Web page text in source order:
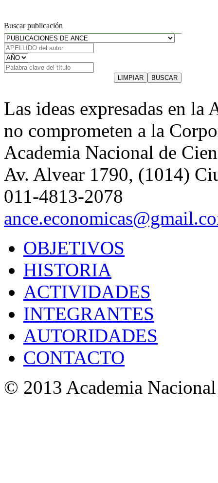
Buscar publicación
Las ideas expresadas en la
no comprometen a la
Academia Nacional de
Av. Alvear 1790, (1014)
011-4813-2078
OBJETIVOS
HISTORIA
ACTIVIDADES
INTEGRANTES
AUTORIDADES
CONTACTO
© 2013 Academia